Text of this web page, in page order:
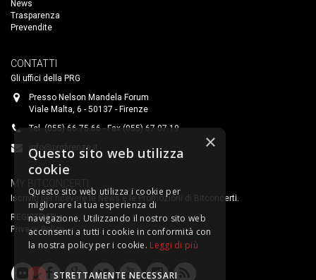
News
Trasparenza
Prevendite
CONTATTI
Gli uffici della PRG
Presso Nelson Mandela Forum
Viale Malta, 6 - 50137 - Firenze
Tel. (055) 66.75.66 - Fax (055) 67.07.19
info@prgfirenze.it
MY BITCONCERTI
Iscriviti per ricevere le News e le Promozioni di Bitconcerti.
REGISTRATI
Privacy Policy
×
Questo sito web utilizza
cookie
Questo sito web utilizza i cookie per
migliorare la tua esperienza di
navigazione. Utilizzando il nostro sito web
acconsenti a tutti i cookie in conformità con
la nostra policy per i cookie. Leggi di più
STRETTAMENTE NECESSARI